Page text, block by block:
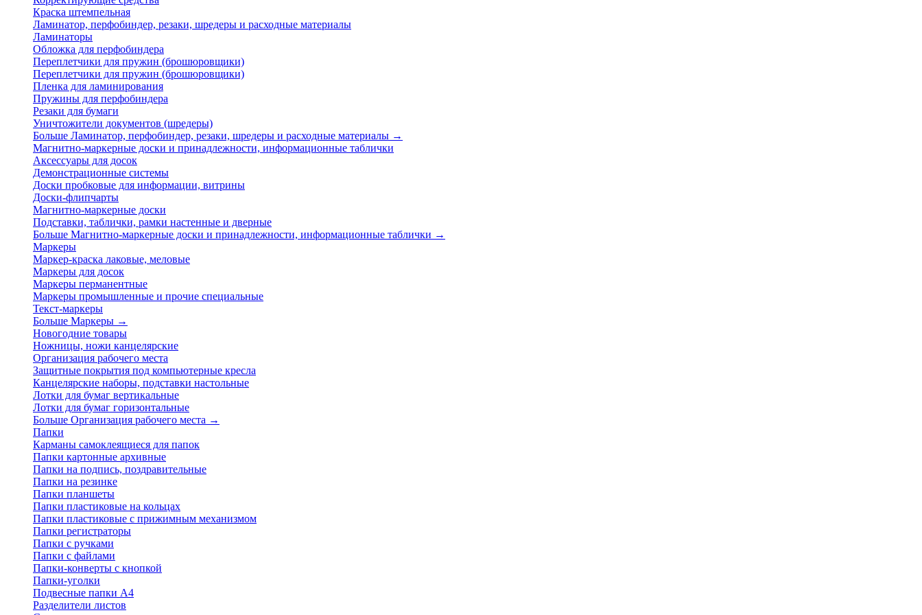
Краска штемпельная
Ламинатор, перфобиндер, резаки, шредеры и расходные материалы
Ламинаторы
Обложка для перфобиндера
Переплетчики для пружин (брошюровщики)
Переплетчики для пружин (брошюровщики)
Пленка для ламинирования
Пружины для перфобиндера
Резаки для бумаги
Уничтожители документов (шредеры)
Больше Ламинатор, перфобиндер, резаки, шредеры и расходные материалы →
Магнитно-маркерные доски и принадлежности, информационные таблички
Аксессуары для досок
Демонстрационные системы
Доски пробковые для информации, витрины
Доски-флипчарты
Магнитно-маркерные доски
Подставки, таблички, рамки настенные и дверные
Больше Магнитно-маркерные доски и принадлежности, информационные таблички →
Маркеры
Маркер-краска лаковые, меловые
Маркеры для досок
Маркеры перманентные
Маркеры промышленные и прочие специальные
Текст-маркеры
Больше Маркеры →
Новогодние товары
Ножницы, ножи канцелярские
Организация рабочего места
Защитные покрытия под компьютерные кресла
Канцелярские наборы, подставки настольные
Лотки для бумаг вертикальные
Лотки для бумаг горизонтальные
Больше Организация рабочего места →
Папки
Карманы самоклеящиеся для папок
Папки картонные архивные
Папки на подпись, поздравительные
Папки на резинке
Папки планшеты
Папки пластиковые на кольцах
Папки пластиковые с прижимным механизмом
Папки регистраторы
Папки с ручками
Папки с файлами
Папки-конверты с кнопкой
Папки-уголки
Подвесные папки А4
Разделители листов